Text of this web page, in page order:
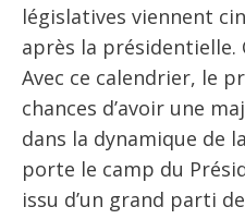
législatives viennent
après la présidentielle.
Avec ce calendrier, le
chances d’avoir une
dans la dynamique de
porte le camp du
issu d’un grand parti